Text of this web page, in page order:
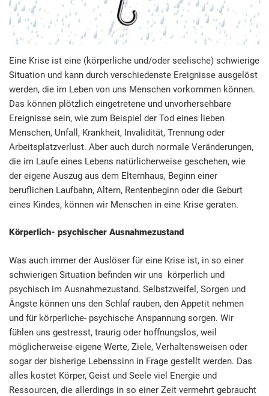
Eine Krise ist eine (körperliche und/oder seelische) schwierige
Situation und kann durch verschiedenste Ereignisse ausgelöst
werden, die im Leben von uns Menschen vorkommen können.
Das können plötzlich eingetretene und unvorhersehbare
Ereignisse sein, wie zum Beispiel der Tod eines lieben
Menschen, Unfall, Krankheit, Invalidität, Trennung oder
Arbeitsplatzverlust. Aber auch durch normale Veränderungen,
die im Laufe eines Lebens natürlicherweise geschehen, wie
der eigene Auszug aus dem Elternhaus, Beginn einer
beruflichen Laufbahn, Altern, Rentenbeginn oder die Geburt
eines Kindes, können wir Menschen in eine Krise geraten.
Körperlich- psychischer Ausnahmezustand
Was auch immer der Auslöser für eine Krise ist, in so einer
schwierigen Situation befinden wir uns körperlich und
psychisch im Ausnahmezustand. Selbstzweifel, Sorgen und
Ängste können uns den Schlaf rauben, den Appetit nehmen
und für körperliche- psychische Anspannung sorgen. Wir
fühlen uns gestresst, traurig oder hoffnungslos, weil
möglicherweise eigene Werte, Ziele, Verhaltensweisen oder
sogar der bisherige Lebenssinn in Frage gestellt werden. Das
alles kostet Körper, Geist und Seele viel Energie und
Ressourcen, die allerdings in so einer Zeit vermehrt gebraucht